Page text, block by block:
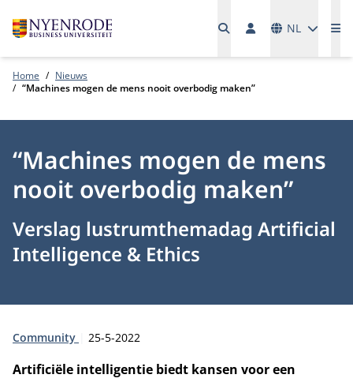
NL
Home
Nieuws
“Machines mogen de mens nooit overbodig maken”
“Machines mogen de mens
nooit overbodig maken”
Verslag lustrumthemadag Artificial
Intelligence & Ethics
Type:
Community Publicatiedatum:
25-5-2022
Artificiële intelligentie biedt kansen voor een